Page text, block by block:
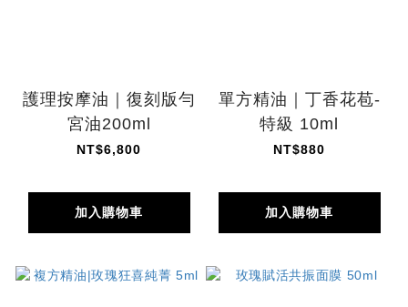
護理按摩油｜復刻版勻
宮油200ml
NT$6,800
加入購物車
單方精油｜丁香花苞-
特級 10ml
NT$880
加入購物車